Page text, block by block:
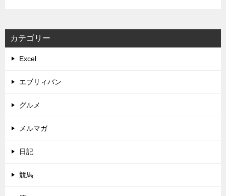
カテゴリー
Excel
エブリィバン
グルメ
メルマガ
日記
競馬